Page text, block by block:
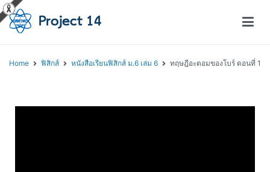
Home ฟิสิกส์ หนังสือเรียนฟิสิกส์ ม.6 เล่ม 6 ทฤษฎีอะตอมของโบร์ ตอนที่ 1